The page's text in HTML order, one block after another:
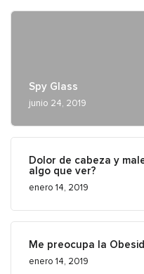
Spy Glass
junio 24, 2019
Dolor de cabeza y
algo que ver?
enero 14, 2019
Me preocupa la
enero 14, 2019